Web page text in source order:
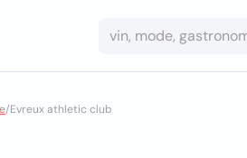
/Evreux athletic club